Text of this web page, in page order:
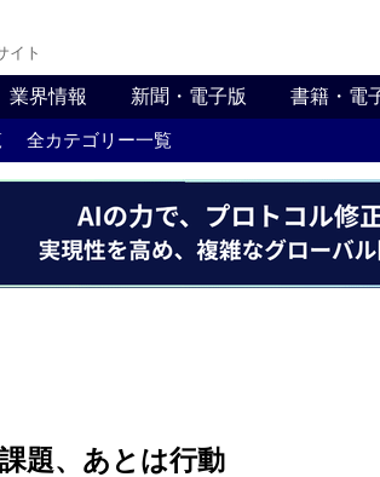
イト
業界情報 新聞・電子版 書籍・電
全カテゴリー一覧
題、あとは行動